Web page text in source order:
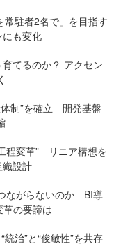
駐者2名で」を目指す
も変化
てるのか？ アクセン
制”を確立 開発基盤
程変革” リニア構想を
設計
ながらないのか BI導
の要諦は
治”と“俊敏性”を共存